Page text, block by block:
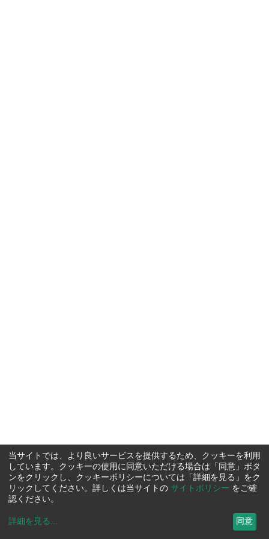
当サイトでは、より良いサービスを提供するため、クッキーを利用
しています。クッキーの使用に同意いただける場合は「同意」ボタ
ンをクリックし、クッキーポリシーについては「詳細を見る」をク
リックしてください。詳しくは当サイトの サイトポリシー をご確
認ください。
詳細を見る ... 同意